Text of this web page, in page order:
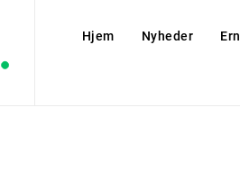
Hjem Nyheder